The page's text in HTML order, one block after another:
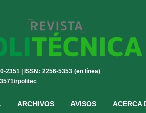
2351 | ISSN: 2256-5353 (en línea)
rpolitec
ARCHIVOS AVISOS ACERCA